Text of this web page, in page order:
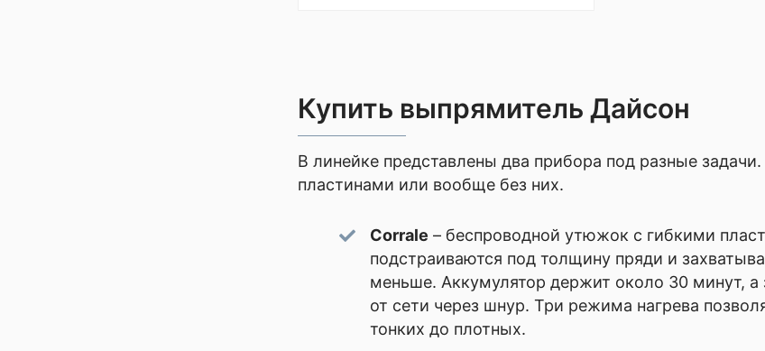
Купить выпрямитель Дайсон
В линейке представлены два прибора под разные
пластинами или вообще без них.
Corrale – беспроводной утюжок с гибкими
подстраиваются под толщину пряди и
меньше. Аккумулятор держит около 30 минут,
от сети через шнур. Три режима нагрева
тонких до плотных.